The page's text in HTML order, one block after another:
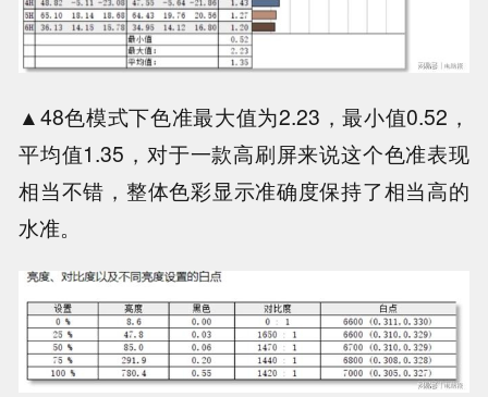
▲48色模式下色准最大值为2.23，最小值0.52，
平均值1.35，对于一款高刷屏来说这个色准表现
相当不错，整体色彩显示准确度保持了相当高的
水准。